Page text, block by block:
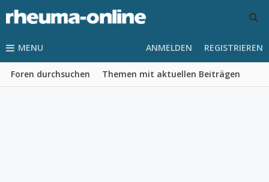
MENU
Foren durchsuchen Themen mit aktuellen Beiträgen
ANMELDEN REGISTRIEREN